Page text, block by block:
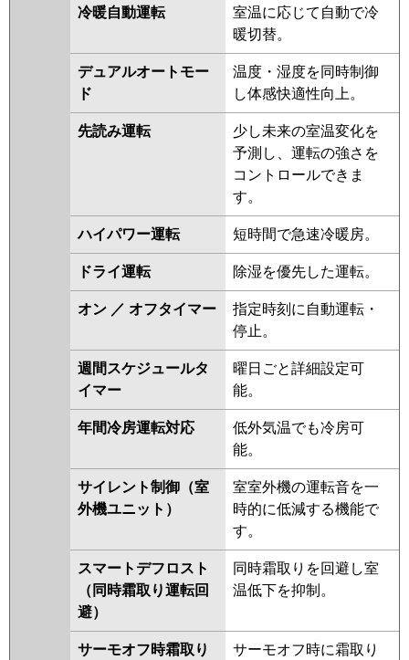
冷暖自動運転
室温に応じて自動で冷
暖切替。
デュアルオートモー
ド
温度・湿度を同時制御
し体感快適性向上。
先読み運転
少し未来の室温変化を
予測し、運転の強さを
コントロールできま
す。
ハイパワー運転 短時間で急速冷暖房。
ドライ運転 除湿を優先した運転。
オン ／ オフタイマー
指定時刻に自動運転・
停止。
週間スケジュールタ
イマー
曜日ごと詳細設定可
能。
年間冷房運転対応
低外気温でも冷房可
能。
サイレント制御（室
外機ユニット）
室室外機の運転音を一
時的に低減する機能で
す。
スマートデフロスト
（同時霜取り運転回
避）
同時霜取りを回避し室
温低下を抑制。
サーモオフ時霜取り
サーモオフ時に霜取り